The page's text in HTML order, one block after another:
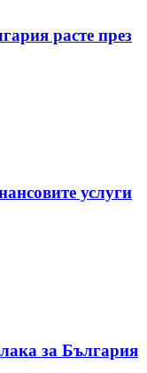
расте през
услуги
за България